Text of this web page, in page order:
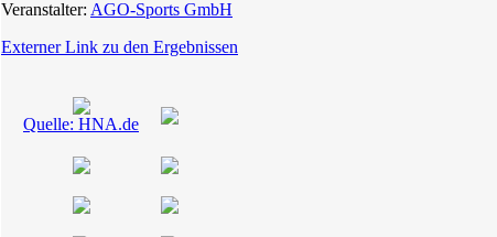
Veranstalter: AGO-Sports GmbH
Externer Link zu den Ergebnissen
Quelle: HNA.de